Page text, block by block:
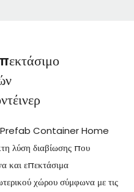
Container Home
λύση διαβίωσης που
και επεκτάσιμα
χώρου σύμφωνα με τις